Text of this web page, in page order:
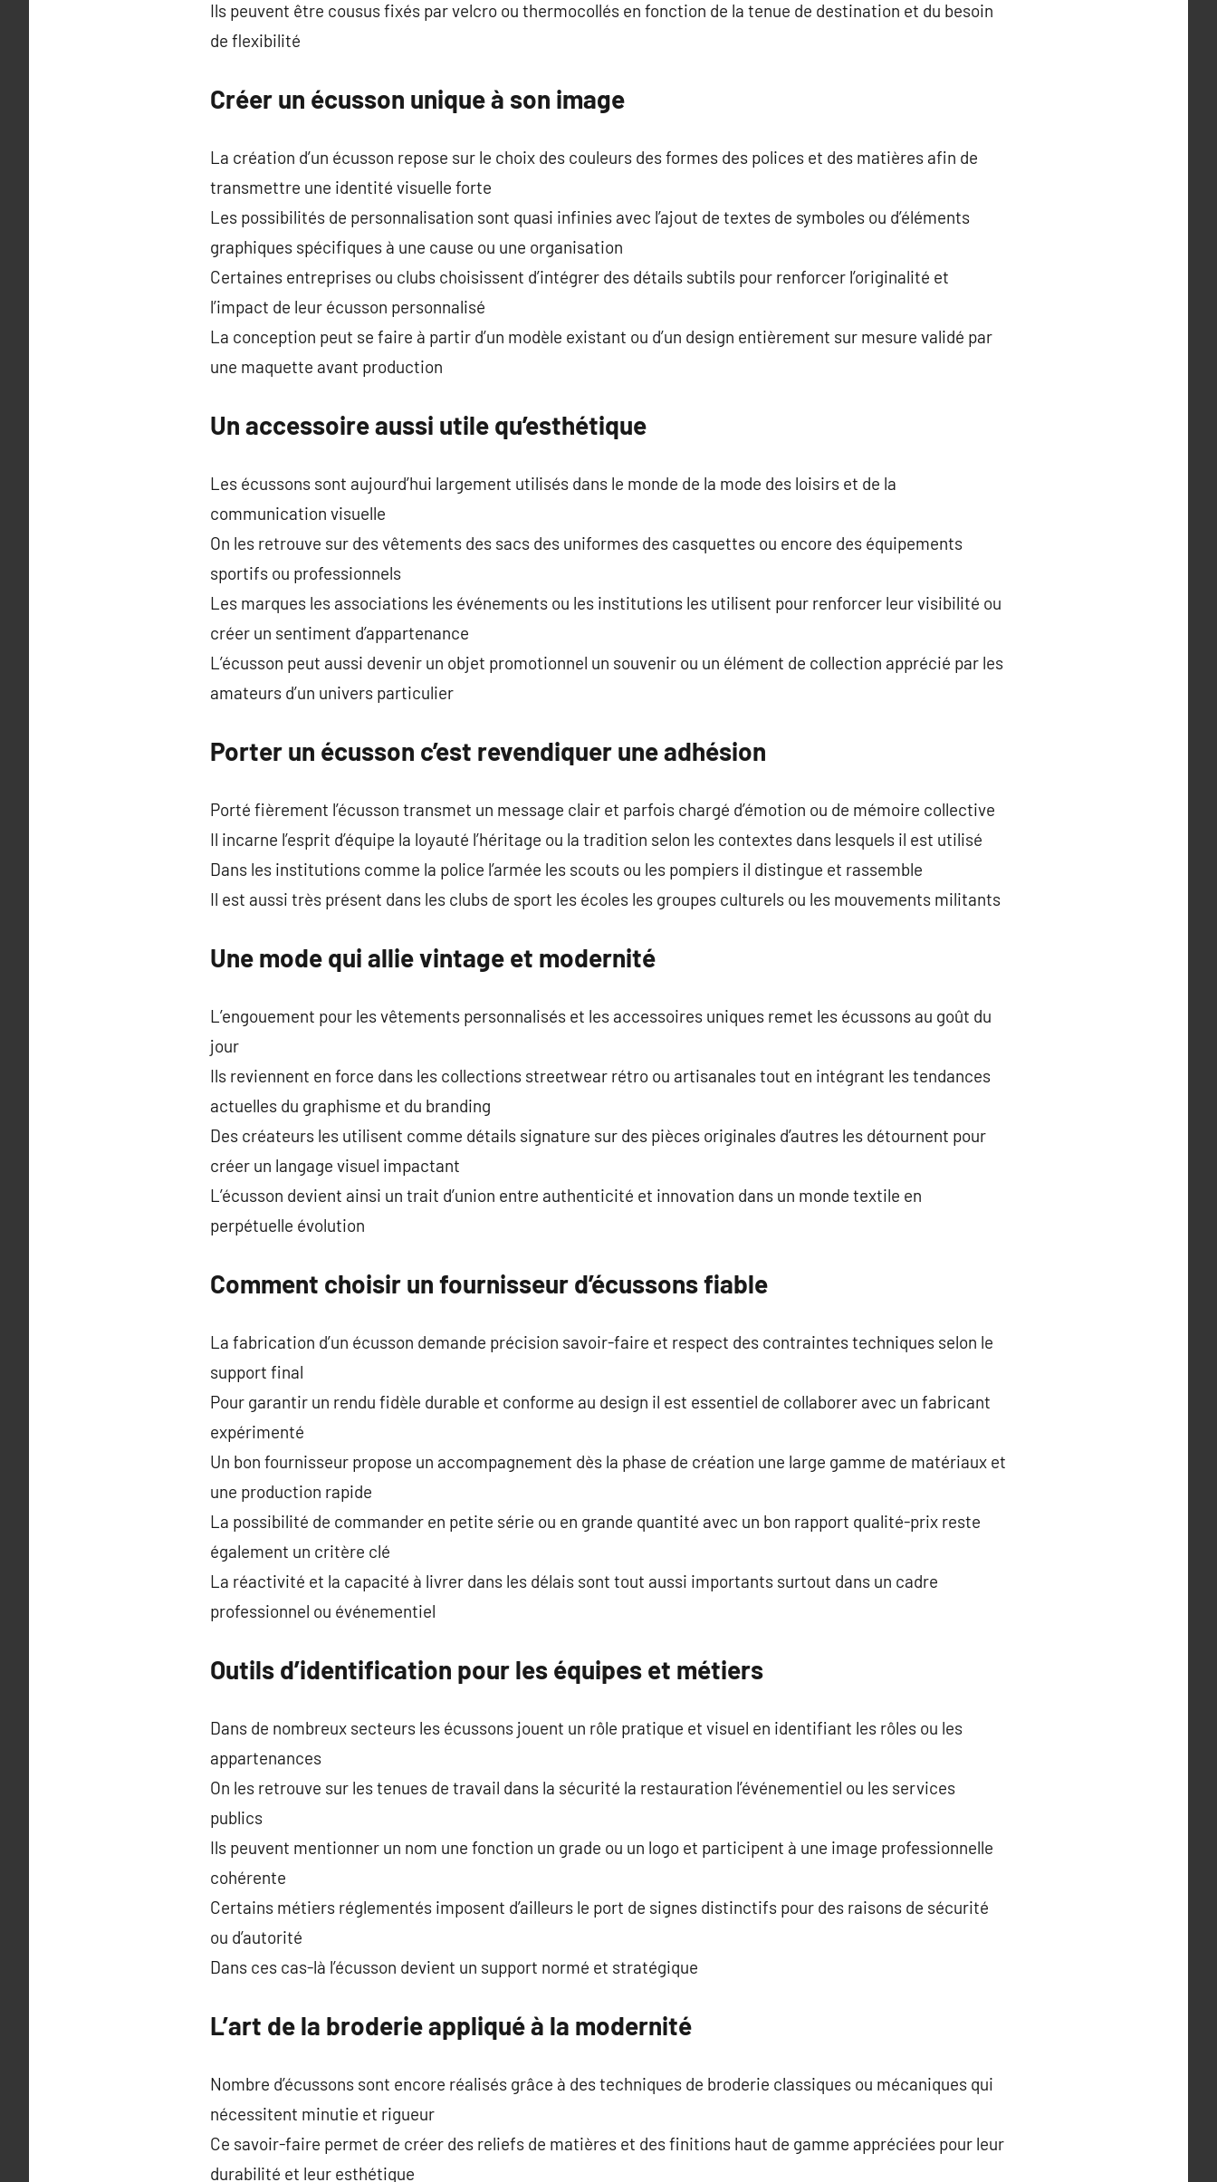
Ils peuvent être cousus fixés par velcro ou thermocollés en fonction de la tenue de destination et du besoin
de flexibilité
Créer un écusson unique à son image
La création d’un écusson repose sur le choix des couleurs des formes des polices et des matières afin de
transmettre une identité visuelle forte
Les possibilités de personnalisation sont quasi infinies avec l’ajout de textes de symboles ou d’éléments
graphiques spécifiques à une cause ou une organisation
Certaines entreprises ou clubs choisissent d’intégrer des détails subtils pour renforcer l’originalité et
l’impact de leur écusson personnalisé
La conception peut se faire à partir d’un modèle existant ou d’un design entièrement sur mesure validé par
une maquette avant production
Un accessoire aussi utile qu’esthétique
Les écussons sont aujourd’hui largement utilisés dans le monde de la mode des loisirs et de la
communication visuelle
On les retrouve sur des vêtements des sacs des uniformes des casquettes ou encore des équipements
sportifs ou professionnels
Les marques les associations les événements ou les institutions les utilisent pour renforcer leur visibilité ou
créer un sentiment d’appartenance
L’écusson peut aussi devenir un objet promotionnel un souvenir ou un élément de collection apprécié par les
amateurs d’un univers particulier
Porter un écusson c’est revendiquer une adhésion
Porté fièrement l’écusson transmet un message clair et parfois chargé d’émotion ou de mémoire collective
Il incarne l’esprit d’équipe la loyauté l’héritage ou la tradition selon les contextes dans lesquels il est utilisé
Dans les institutions comme la police l’armée les scouts ou les pompiers il distingue et rassemble
Il est aussi très présent dans les clubs de sport les écoles les groupes culturels ou les mouvements militants
Une mode qui allie vintage et modernité
L’engouement pour les vêtements personnalisés et les accessoires uniques remet les écussons au goût du
jour
Ils reviennent en force dans les collections streetwear rétro ou artisanales tout en intégrant les tendances
actuelles du graphisme et du branding
Des créateurs les utilisent comme détails signature sur des pièces originales d’autres les détournent pour
créer un langage visuel impactant
L’écusson devient ainsi un trait d’union entre authenticité et innovation dans un monde textile en
perpétuelle évolution
Comment choisir un fournisseur d’écussons fiable
La fabrication d’un écusson demande précision savoir-faire et respect des contraintes techniques selon le
support final
Pour garantir un rendu fidèle durable et conforme au design il est essentiel de collaborer avec un fabricant
expérimenté
Un bon fournisseur propose un accompagnement dès la phase de création une large gamme de matériaux et
une production rapide
La possibilité de commander en petite série ou en grande quantité avec un bon rapport qualité-prix reste
également un critère clé
La réactivité et la capacité à livrer dans les délais sont tout aussi importants surtout dans un cadre
professionnel ou événementiel
Outils d’identification pour les équipes et métiers
Dans de nombreux secteurs les écussons jouent un rôle pratique et visuel en identifiant les rôles ou les
appartenances
On les retrouve sur les tenues de travail dans la sécurité la restauration l’événementiel ou les services
publics
Ils peuvent mentionner un nom une fonction un grade ou un logo et participent à une image professionnelle
cohérente
Certains métiers réglementés imposent d’ailleurs le port de signes distinctifs pour des raisons de sécurité
ou d’autorité
Dans ces cas-là l’écusson devient un support normé et stratégique
L’art de la broderie appliqué à la modernité
Nombre d’écussons sont encore réalisés grâce à des techniques de broderie classiques ou mécaniques qui
nécessitent minutie et rigueur
Ce savoir-faire permet de créer des reliefs de matières et des finitions haut de gamme appréciées pour leur
durabilité et leur esthétique